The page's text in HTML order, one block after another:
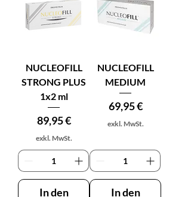
NUCLEOFILL
STRONG PLUS
1x2 ml
Preis
89,95 €
exkl. MwSt.
In den
NUCLEOFILL
MEDIUM
Preis
69,95 €
exkl. MwSt.
In den